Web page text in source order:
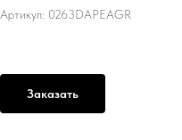
Артикул: 0263DAPEAGR
Заказать